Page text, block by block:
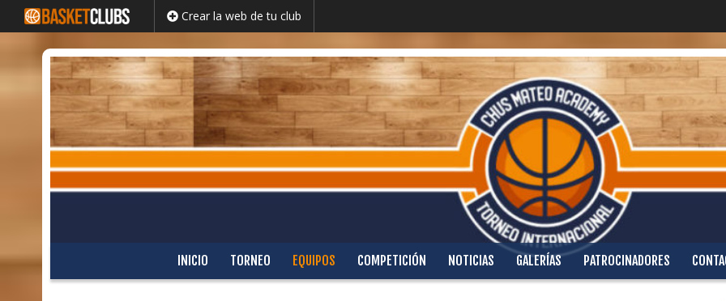
Crear la web de tu club
INICIO TORNEO EQUIPOS COMPETICIÓN NOTICIAS GALERÍAS PATROCINADORES